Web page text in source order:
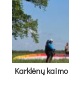
Kark­lė­nų